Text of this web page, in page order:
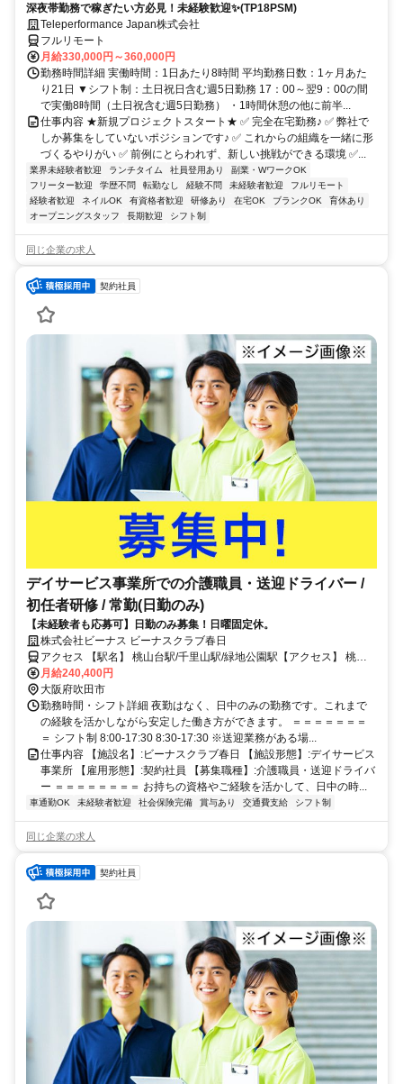
深夜帯勤務で稼ぎたい方必見！未経験歓迎✨(TP18PSM)
Teleperformance Japan株式会社
フルリモート
月給330,000円～360,000円
勤務時間詳細 実働時間：1日あたり8時間 平均勤務日数：1ヶ月あた
り21日 ▼シフト制：土日祝日含む週5日勤務 17：00～翌9：00の間
で実働8時間（土日祝含む週5日勤務） ・1時間休憩の他に前半...
仕事内容 ★新規プロジェクトスタート★ ✅ 完全在宅勤務♪ ✅ 弊社で
しか募集をしていないポジションです♪ ✅ これからの組織を一緒に形
づくるやりがい ✅ 前例にとらわれず、新しい挑戦ができる環境 ✅...
業界未経験者歓迎 ランチタイム 社員登用あり
副業・WワークOK
フリーター歓迎
学歴不問 転勤なし 経験不問 未経験者歓迎
フルリモート
経験者歓迎
ネイルOK 有資格者歓迎 研修あり 在宅OK ブランクOK
育休あり
オープニングスタッフ
長期歓迎 シフト制
同じ企業の求人
契約社員
デイサービス事業所での介護職員・送迎ドライバー /
初任者研修 / 常勤(日勤のみ)
【未経験者も応募可】日勤のみ募集！日曜固定休。
株式会社ビーナス ビーナスクラブ春日
アクセス 【駅名】 桃山台駅/千里山駅/緑地公園駅【アクセス】 桃山
台駅から徒歩13分
月給240,400円
大阪府吹田市
勤務時間・シフト詳細 夜勤はなく、日中のみの勤務です。これまで
の経験を活かしながら安定した働き方ができます。 ＝＝＝＝＝＝＝
＝ シフト制 8:00-17:30 8:30-17:30 ※送迎業務がある場...
仕事内容 【施設名】:ビーナスクラブ春日 【施設形態】:デイサービス
事業所 【雇用形態】:契約社員 【募集職種】:介護職員・送迎ドライバ
ー ＝＝＝＝＝＝＝＝ お持ちの資格やご経験を活かして、日中の時...
車通勤OK 未経験者歓迎 社会保険完備 賞与あり 交通費支給 シフト制
同じ企業の求人
契約社員